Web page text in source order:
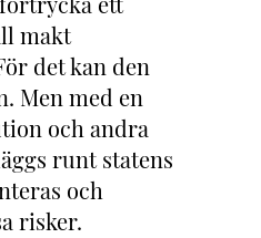
makt
det kan den
Men med en
och andra
runt statens
och
risker.